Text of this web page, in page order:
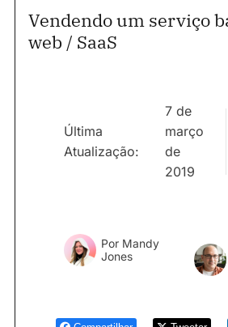
Vendendo um serviço
web / SaaS
Última
Atualização:
7 de
março
de
2019
Por Mandy
Jones